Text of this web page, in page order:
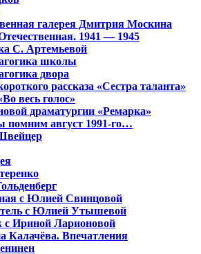
галерея Дмитрия Москина
1941 — 1945
С. Артемьевой
школы
двора
рассказа «Сестра таланта»
весь голос»
драматургии «Ремарка»
август 1991-го…
с Юлией Свинцовой
с Юлией Утышевой
с Ириной Ларионовой
Калачёва. Впечатления